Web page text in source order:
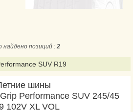
Grip Performance
SUV
Grip Performance 2
Grip Performance 3
найдено позиций : 2
SUV R19
шины
Performance SUV 245/45
102V XL VOL